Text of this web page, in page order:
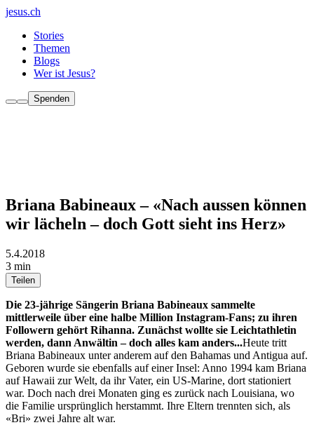
jesus.ch
Stories
Themen
Blogs
Wer ist Jesus?
Spenden
Briana Babineaux – «Nach aussen können
wir lächeln – doch Gott sieht ins Herz»
5.4.2018
3 min
Teilen
Die 23-jährige Sängerin Briana Babineaux sammelte
mittlerweile über eine halbe Million Instagram-Fans; zu ihren
Followern gehört Rihanna. Zunächst wollte sie Leichtathletin
werden, dann Anwältin – doch alles kam anders...Heute tritt
Briana Babineaux unter anderem auf den Bahamas und Antigua auf.
Geboren wurde sie ebenfalls auf einer Insel: Anno 1994 kam Briana
auf Hawaii zur Welt, da ihr Vater, ein US-Marine, dort stationiert
war. Doch nach drei Monaten ging es zurück nach Louisiana, wo
die Familie ursprünglich herstammt. Ihre Eltern trennten sich, als
«Bri» zwei Jahre alt war.